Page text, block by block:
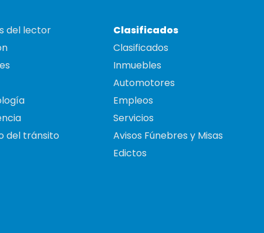
del lector
del tránsito
Clasificados
Clasificados
Inmuebles
Automotores
Empleos
Servicios
Avisos Fúnebres y Misas
Edictos